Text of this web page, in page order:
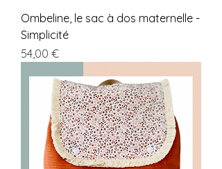
Ombeline, le sac à dos maternelle -
Simplicité
Prix
54,00 €